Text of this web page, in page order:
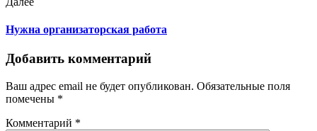
Нужна организаторская работа
Добавить комментарий
Ваш адрес email не будет опубликован. Обязательные поля
помечены *
Комментарий *